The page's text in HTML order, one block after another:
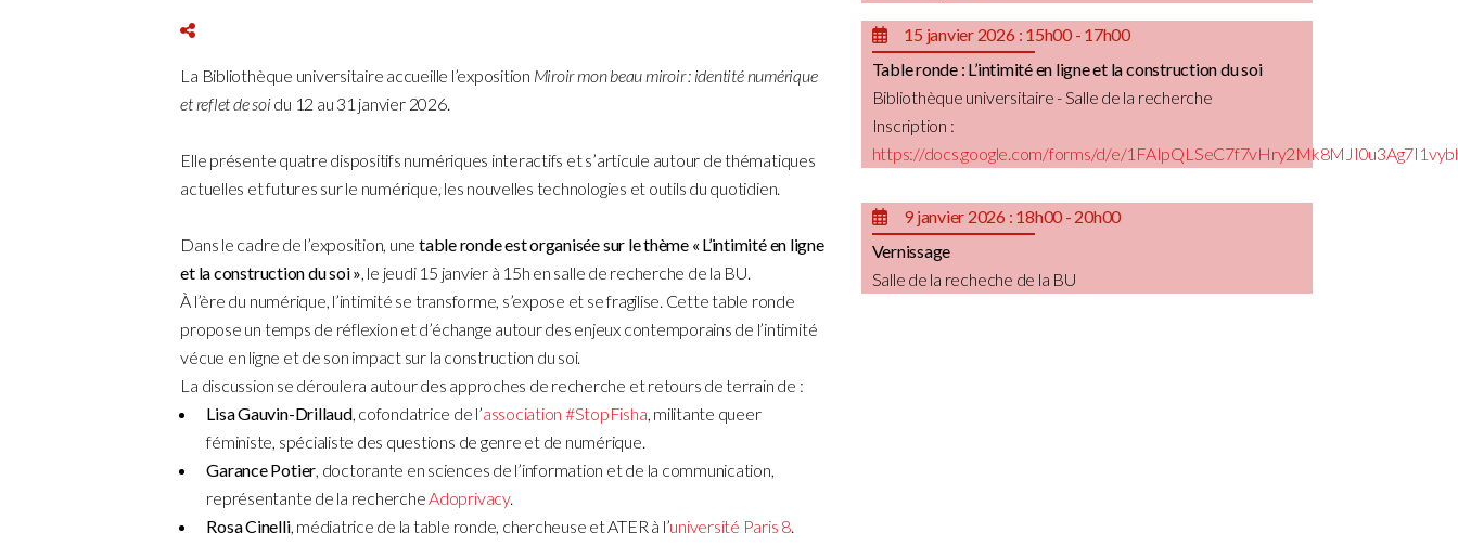
La Bibliothèque universitaire accueille l’exposition Miroir mon beau miroir : identité numérique
et reflet de soidu 12 au 31 janvier 2026.
Elle présente quatre dispositifs numériques interactifs et s’articule autour de thématiques
actuelles et futures sur le numérique, les nouvelles technologies et outils du quotidien.
Dans le cadre de l’exposition, unetable ronde est organisée sur le thème « L’intimité en ligne
et la construction du soi », le jeudi 15 janvier à 15h en salle de recherche de la BU.
À l’ère du numérique, l’intimité se transforme, s’expose et se fragilise. Cette table ronde
propose un temps de réflexion et d’échange autour des enjeux contemporains de l’intimité
vécue en ligne et de son impact sur la construction du soi.
La discussion se déroulera autour des approches de recherche et retours de terrain de :
Lisa Gauvin-Drillaud, cofondatrice de l’association #StopFisha, militante queer
féministe, spécialiste des questions de genre et de numérique.
Garance Potier, doctorante en sciences de l’information et de la communication,
représentante de la rechercheAdoprivacy.
Rosa Cinelli, médiatrice de la table ronde, chercheuse et ATER à l’université Paris 8.
15 janvier 2026 : 15h00 - 17h00
Table ronde : L’intimité en ligne et la construction du soi
Bibliothèque universitaire - Salle de la recherche
Inscription :
https://docs.google.com/forms/d/e/
9 janvier 2026 : 18h00 - 20h00
Vernissage
Salle de la recheche de la BU